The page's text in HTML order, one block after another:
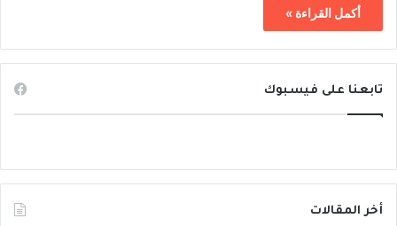
أكمل القراءة »
تابعنا على فيسبوك
أخر المقالات